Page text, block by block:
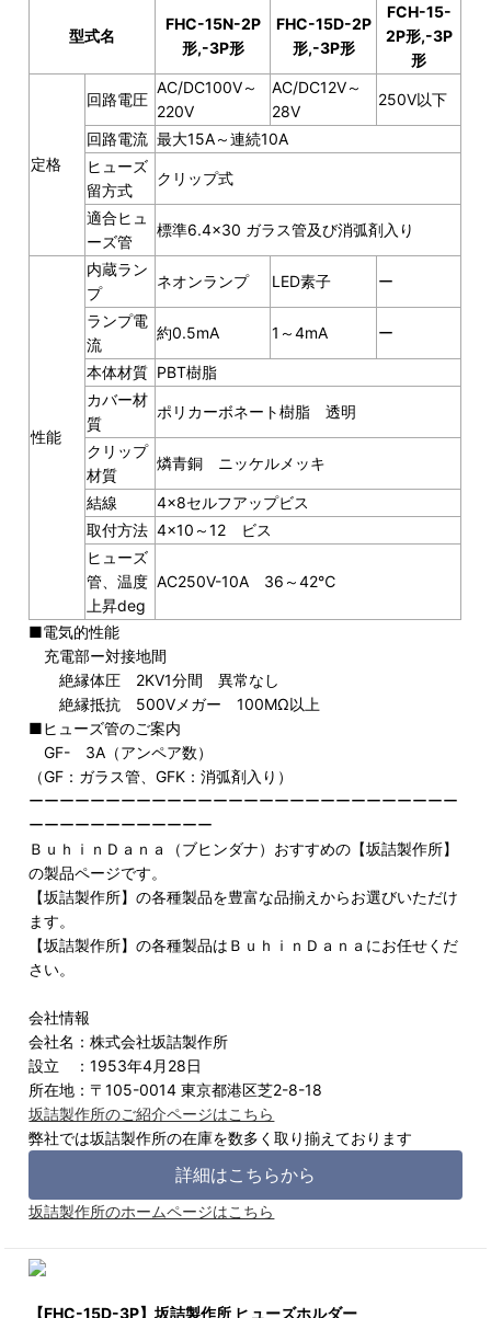
型式名
FHC-15N-2P
形,-3P形
FHC-15D-2P
形,-3P形
FCH-15-
2P形,-3P
形
定格
回路電圧
AC/DC100V～
220V
AC/DC12V～
28V
250V以下
回路電流 最大15A～連続10A
ヒューズ
留方式
クリップ式
適合ヒュ
ーズ管
標準6.4×30 ガラス管及び消弧剤入り
性能
内蔵ラン
プ
ネオンランプ LED素子 ー
ランプ電
流
約0.5mA 1～4mA ー
本体材質 PBT樹脂
カバー材
質
ポリカーボネート樹脂 透明
クリップ
材質
燐青銅 ニッケルメッキ
結線
4×8セルフアップビス
取付方法 4×10～12 ビス
ヒューズ
管、温度
上昇deg
AC250V-10A 36～42℃
■電気的性能
充電部ー対接地間
絶縁体圧 2KV1分間 異常なし
絶縁抵抗 500Vメガー 100MΩ以上
■ヒューズ管のご案内
GF- 3A（アンペア数）
（GF：ガラス管、GFK：消弧剤入り）
ーーーーーーーーーーーーーーーーーーーーーーーーーーーー
ーーーーーーーーーーーー
ＢｕｈｉｎＤａｎａ（ブヒンダナ）おすすめの【坂詰製作所】
の製品ページです。
【坂詰製作所】の各種製品を豊富な品揃えからお選びいただけ
ます。
【坂詰製作所】の各種製品はＢｕｈｉｎＤａｎａにお任せくだ
さい。
会社情報
会社名：株式会社坂詰製作所
設立 ：1953年4月28日
所在地：〒105-0014 東京都港区芝2-8-18
坂詰製作所のご紹介ページはこちら
弊社では坂詰製作所の在庫を数多く取り揃えております
詳細はこちらから
坂詰製作所のホームページはこちら
【FHC-15D-3P】坂詰製作所 ヒューズホルダー